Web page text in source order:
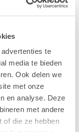
te
media te bieden
Ook delen we
met onze
en analyse. Deze
met andere
of die ze hebben
>
Lab9
online